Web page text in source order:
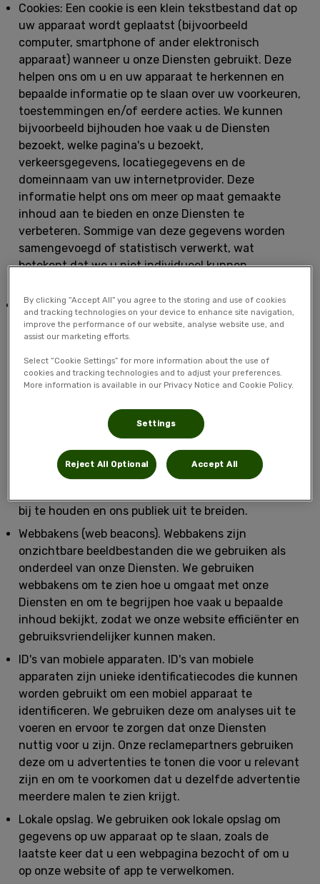
Cookies: Een cookie is een klein tekstbestand dat op
uw apparaat wordt geplaatst (bijvoorbeeld
computer, smartphone of ander elektronisch
apparaat) wanneer u onze Diensten gebruikt. Deze
helpen ons om u en uw apparaat te herkennen en
bepaalde informatie op te slaan over uw voorkeuren,
toestemmingen en/of eerdere acties. We kunnen
bijvoorbeeld bijhouden hoe vaak u de Diensten
bezoekt, welke pagina's u bezoekt,
verkeersgegevens, locatiegegevens en de
domeinnaam van uw internetprovider. Deze
informatie helpt ons om meer op maat gemaakte
inhoud aan te bieden en onze Diensten te
verbeteren. Sommige van deze gegevens worden
samengevoegd of statistisch verwerkt, wat
betekent dat we u niet individueel kunnen
Pixel:In tegenstelling tot een cookie die op uw
apparaat wordt opgeslagen, is een pixel een klein
stukje code dat meerdere gegevenspunten
verzamelt op verschillende webpagina's en
websites, zoals hoe u surft en op welke soorten
advertenties u klikt. Dit kleine stukje code kan aan
gebruikers worden gekoppeld via een unieke
identificatiecode. Wij maken gebruik van pixels
omdat deze ons helpen om u relevantere
advertenties te tonen op basis van uw voorkeuren
en gedrag. Ze helpen ons ook te meten hoe
bij te houden en ons publiek uit te breiden.
Webbakens (web beacons). Webbakens zijn
onzichtbare beeldbestanden die we gebruiken als
onderdeel van onze Diensten. We gebruiken
webbakens om te zien hoe u omgaat met onze
Diensten en om te begrijpen hoe vaak u bepaalde
inhoud bekijkt, zodat we onze website efficiënter en
gebruiksvriendelijker kunnen maken.
ID's van mobiele apparaten. ID's van mobiele
apparaten zijn unieke identificatiecodes die kunnen
worden gebruikt om een mobiel apparaat te
identificeren. We gebruiken deze om analyses uit te
voeren en ervoor te zorgen dat onze Diensten
nuttig voor u zijn. Onze reclamepartners gebruiken
deze om u advertenties te tonen die voor u relevant
zijn en om te voorkomen dat u dezelfde advertentie
meerdere malen te zien krijgt.
Lokale opslag. We gebruiken ook lokale opslag om
gegevens op uw apparaat op te slaan, zoals de
laatste keer dat u een webpagina bezocht of om u
op onze website of app te verwelkomen.
By clicking “Accept All” you agree to the storing and use of cookies
and tracking technologies on your device to enhance site navigation,
improve the performance of our website, analyse website use, and
assist our marketing efforts.
Select “Cookie Settings” for more information about the use of
cookies and tracking technologies and to adjust your preferences.
More information is available in our Privacy Notice and Cookie Policy.
Settings
Reject All Optional Accept All